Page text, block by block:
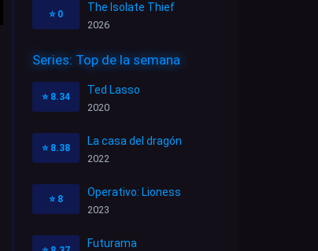
⭐ 0
The Isolate Thief
2026
Series: Top de la semana
⭐ 8.34
Ted Lasso
2020
⭐ 8.38
La casa del dragón
2022
⭐ 8
Operativo: Lioness
2023
Futurama